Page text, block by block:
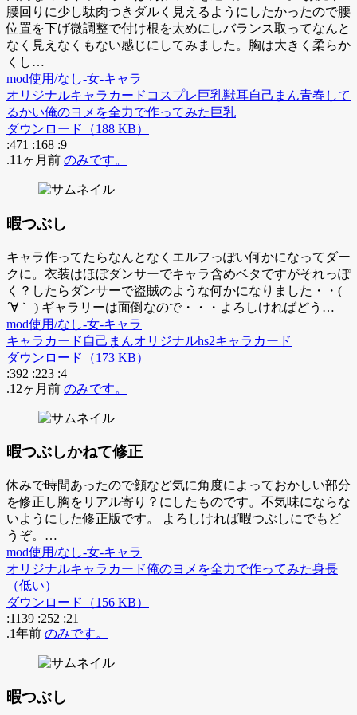
腰回りに少し駄肉つきダルく見えるようにしたかったので腰
位置を下げ微調整で付け根を太めにしバランス取ってなんと
なく見えなくもない感じにしてみました。胸は大きく柔らか
くし…
mod使用/なし-女-キャラ
オリジナルキャラカード コスプレ 巨乳獣耳自己まん青春して
るかい俺のヨメを全力で作ってみた 巨乳
ダウンロード（188 KB）
:471 :168 :9
.11ヶ月前 のみです。
暇つぶし
キャラ作ってたらなんとなくエルフっぽい何かになってダー
クに。衣装はほぼダンサーでキャラ含めベタですがそれっぽ
く？したらダンサーで盗賊のような何かになりました・・(
´∀｀ ) ギャラリーは面倒なので・・・よろしければどう…
mod使用/なし-女-キャラ
キャラカード 自己まんオリジナルhs2キャラカード
ダウンロード（173 KB）
:392 :223 :4
.12ヶ月前 のみです。
暇つぶしかねて修正
休みで時間あったので顔など気に角度によっておかしい部分
を修正し胸をリアル寄り？にしたものです。不気味にならな
いようにした修正版です。 よろしければ暇つぶしにでもど
うぞ。…
mod使用/なし-女-キャラ
オリジナルキャラカード俺のヨメを全力で作ってみた身長
（低い）
ダウンロード（156 KB）
:1139 :252 :21
.1年前 のみです。
暇つぶし